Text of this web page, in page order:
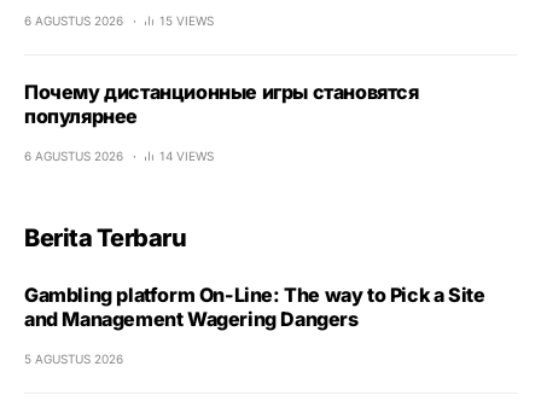
6 AGUSTUS 2026 15 VIEWS
Почему дистанционные игры становятся
популярнее
6 AGUSTUS 2026 14 VIEWS
Berita Terbaru
Gambling platform On-Line: The way to Pick a Site
and Management Wagering Dangers
5 AGUSTUS 2026